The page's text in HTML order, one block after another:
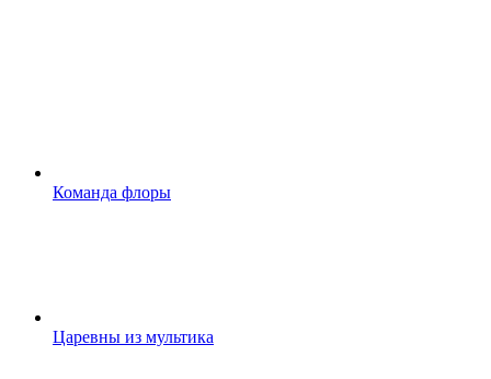
Команда флоры
Царевны из мультика